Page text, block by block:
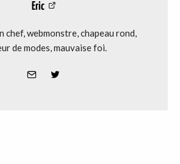
Eric
chef, webmonstre, chapeau rond,
de modes, mauvaise foi.